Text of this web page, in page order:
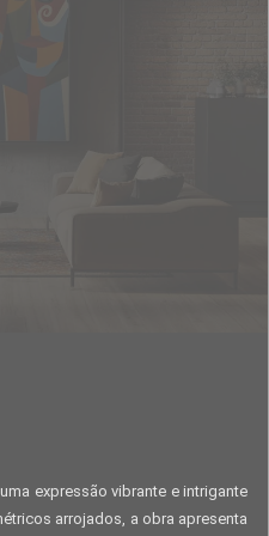
expressão vibrante e intrigante
arrojados, a obra apresenta